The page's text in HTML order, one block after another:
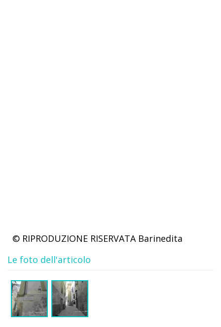
© RIPRODUZIONE RISERVATA Barinedita
Le foto dell'articolo